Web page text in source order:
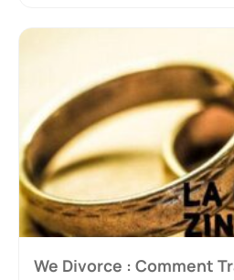
We Divorce : Comment